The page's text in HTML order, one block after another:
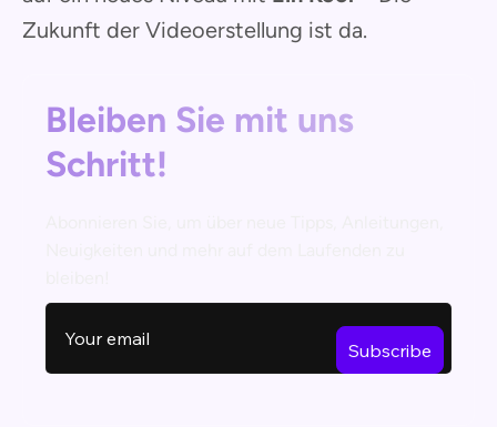
Zukunft der Videoerstellung ist da.
Bleiben Sie mit uns
Schritt!